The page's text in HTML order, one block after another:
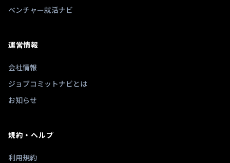
ベンチャー就活ナビ
運営情報
会社情報
ジョブコミットナビとは
お知らせ
規約・ヘルプ
利用規約